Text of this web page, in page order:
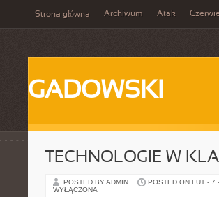
Strona główna Archiwum Atak
GADOWSKI
TECHNOLOGIE W
POSTED BY ADMIN POSTED ON LUT - 7
WYŁĄCZONA